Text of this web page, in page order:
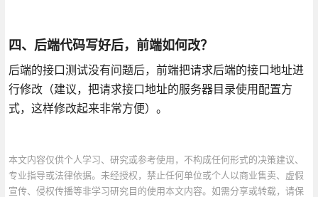
四、后端代码写好后，前端如何改？
后端的接口测试没有问题后，前端把请求后端的接口地址进
行修改（建议，把请求接口地址的服务器目录使用配置方
式，这样修改起来非常方便）。
本文内容仅供个人学习、研究或参考使用，不构成任何形式的决策建议、
专业指导或法律依据。未经授权，禁止任何单位或个人以商业售卖、虚假
宣传、侵权传播等非学习研究目的使用本文内容。如需分享或转载，请保